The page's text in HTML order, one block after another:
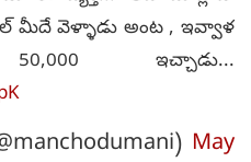
మీదే వెళ్ళాడు అంట , ఇవ్వాళ
ఇచ్చాడు...
May